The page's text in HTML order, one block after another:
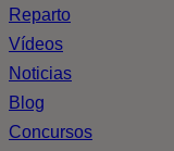
Reparto
Vídeos
Noticias
Blog
Concursos